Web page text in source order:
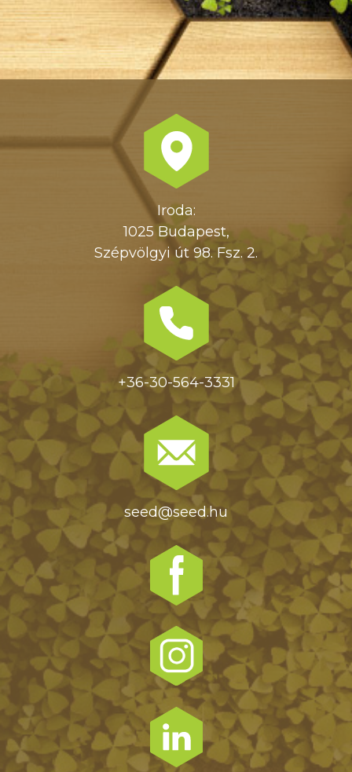
Iroda:
1025 Budapest,
Szépvölgyi út 98. Fsz. 2.
+36-30-564-3331
seed@seed.hu